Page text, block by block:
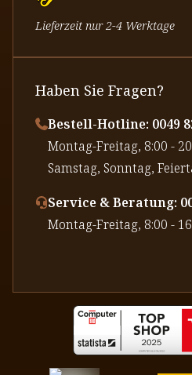
Lieferzeit nur 2-4 Werktage
Haben Sie Fragen?
Bestell-Hotline: 0049
⁠Montag-Freitag, 8:00 -
⁠Samstag, Sonntag,
Service & Beratung:
⁠Montag-Freitag, 8:00 -